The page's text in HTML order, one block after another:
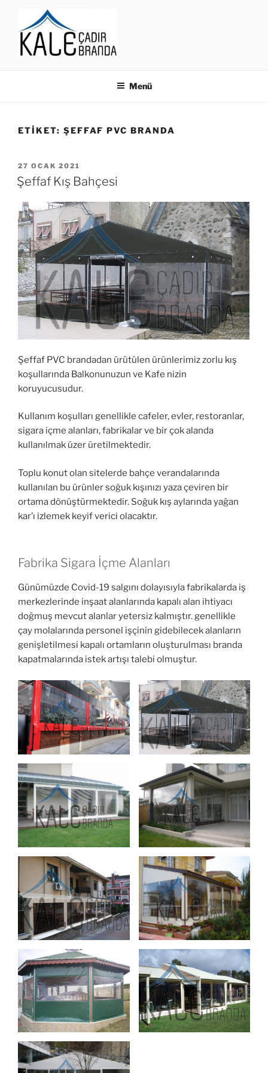
FIYATLARI, ÇEŞITLERI
Menü
ETIKET: ŞEFFAF PVC BRANDA
YAYIM
TARIHI
27 OCAK 2021
Şeffaf Kış Bahçesi
Şeffaf PVC brandadan ürütülen ürünlerimiz zorlu kış
koşullarında Balkonunuzun ve Kafe nizin
koruyucusudur.
Kullanım koşulları genellikle cafeler, evler, restoranlar,
sigara içme alanları, fabrikalar ve bir çok alanda
kullanılmak üzer üretilmektedir.
Toplu konut olan sitelerde bahçe verandalarında
kullanılan bu ürünler soğuk kışınızı yaza çeviren bir
ortama dönüştürmektedir. Soğuk kış aylarında yağan
kar’ı izlemek keyif verici olacaktır.
Fabrika Sigara İçme Alanları
Günümüzde Covid-19 salgını dolayısıyla fabrikalarda iş
merkezlerinde inşaat alanlarında kapalı alan ihtiyacı
doğmuş mevcut alanlar yetersiz kalmıştır. genellikle
çay molalarında personel işçinin gidebilecek alanların
genişletilmesi kapalı ortamların oluşturulması branda
kapatmalarında istek artışı talebi olmuştur.